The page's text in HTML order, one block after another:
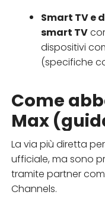
Smart TV e
smart TV
dispositivi
(specifiche
Come
Max
La via più diretta
ufficiale, ma sono
tramite partner
Channels.